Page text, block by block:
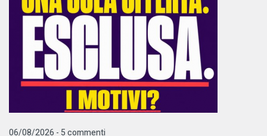
06/08/2026 - 5 commenti